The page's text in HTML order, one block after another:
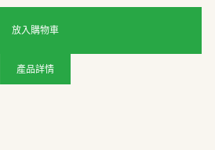
放入購物車
產品詳情